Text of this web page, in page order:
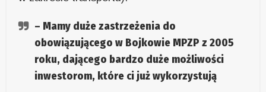
– Mamy duże zastrzeżenia do
obowiązującego w Bojkowie MPZP z 2005
roku, dającego bardzo duże możliwości
inwestorom, które ci już wykorzystują